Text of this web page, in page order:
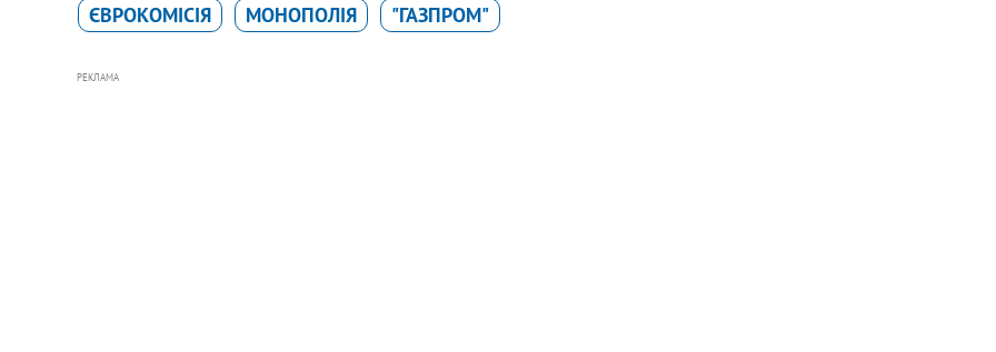
ЄВРОКОМІСІЯ МОНОПОЛІЯ "ГАЗПРОМ"
РЕКЛАМА